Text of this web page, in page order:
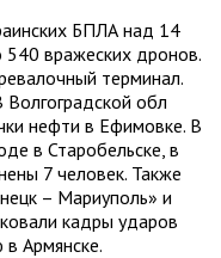
БПЛА над 14
540 вражеских дронов.
терминал.
обл
нефти в Ефимовке. В
в Старобельске, в
7 человек. Также
– Мариуполь» и
кадры ударов
Армянске.